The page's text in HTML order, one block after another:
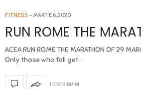
FITNESS MARTIE 6, 2020
RUN ROME THE
ACEA RUN ROME THE MARATHON OF 29
Only those who fall get…
1 DISTRIBUIRI